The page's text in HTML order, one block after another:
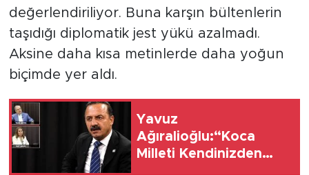
değerlendiriliyor. Buna karşın bültenlerin
taşıdığı diplomatik jest yükü azalmadı.
Aksine daha kısa metinlerde daha yoğun
biçimde yer aldı.
Yavuz
Ağıralioğlu:“Koca
Milleti Kendinizden